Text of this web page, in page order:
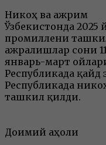
Никоҳ ва ажрим
Ўзбекистонда
промиллени
ажралишлар сони
январь-март
Республикада
Республикада
ташкил қилди.
Доимий аҳоли